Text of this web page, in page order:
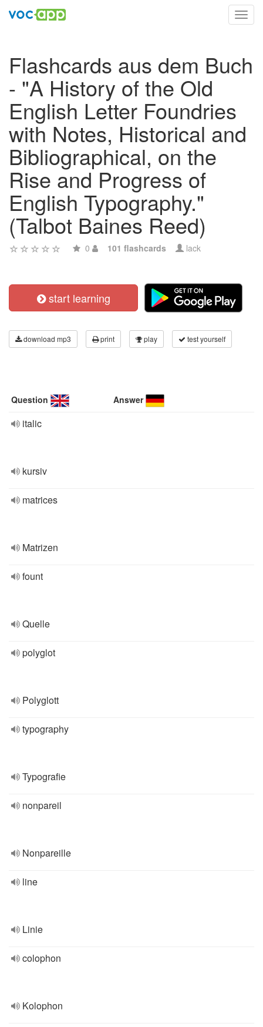
Flashcards aus dem Buch
- "A History of the Old
English Letter Foundries
with Notes, Historical and
Bibliographical, on the
Rise and Progress of
English Typography."
(Talbot Baines Reed)
0 101 flashcards lack
start learning
download mp3 print play test yourself
Question Answer
italic
kursiv
matrices
Matrizen
fount
Quelle
polyglot
Polyglott
typography
Typografie
nonpareil
Nonpareille
line
Linie
colophon
Kolophon